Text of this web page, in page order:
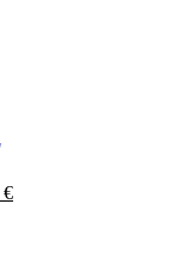
€Aktueller